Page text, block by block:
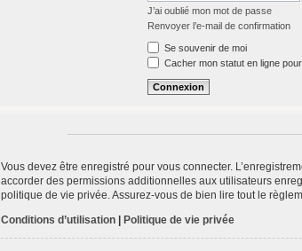
J’ai oublié mon mot de passe
Renvoyer l’e-mail de confirmation
Se souvenir de moi
Cacher mon statut en ligne
Vous devez être enregistré pour vous connecter.
accorder des permissions additionnelles aux utilisateurs
politique de vie privée. Assurez-vous de bien lire tout le
Conditions d’utilisation
Politique de vie privée